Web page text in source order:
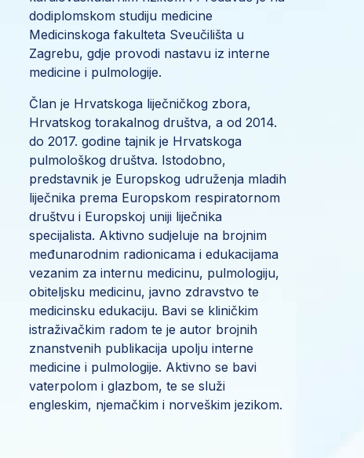
dodiplomskom studiju medicine
Medicinskoga fakulteta Sveučilišta u
Zagrebu, gdje provodi nastavu iz interne
medicine i pulmologije.
Član je Hrvatskoga liječničkog zbora,
Hrvatskog torakalnog društva, a od 2014.
do 2017. godine tajnik je Hrvatskoga
pulmološkog društva. Istodobno,
predstavnik je Europskog udruženja mladih
liječnika prema Europskom respiratornom
društvu i Europskoj uniji liječnika
specijalista. Aktivno sudjeluje na brojnim
međunarodnim radionicama i edukacijama
vezanim za internu medicinu, pulmologiju,
obiteljsku medicinu, javno zdravstvo te
medicinsku edukaciju. Bavi se kliničkim
istraživačkim radom te je autor brojnih
znanstvenih publikacija upolju interne
medicine i pulmologije. Aktivno se bavi
vaterpolom i glazbom, te se služi
engleskim, njemačkim i norveškim jezikom.